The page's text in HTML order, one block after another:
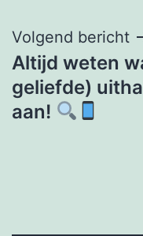
Volgend bericht
Altijd weten
geliefde)
aan!